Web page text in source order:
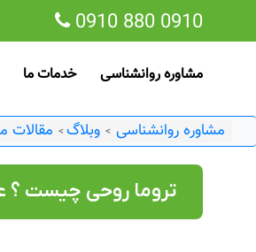
0910 880 0910
مشاوره روانشناسی خدمات ما
مشاوره روانشناسی > وبلاگ> مقالات
تروما روحی چیست ؟